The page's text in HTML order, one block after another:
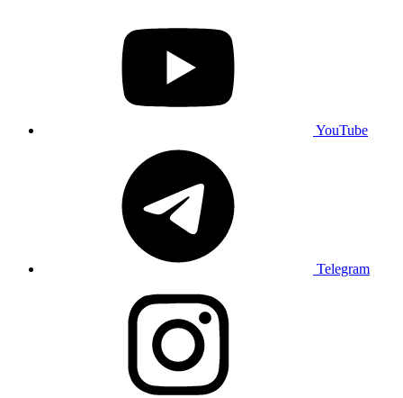
YouTube
Telegram